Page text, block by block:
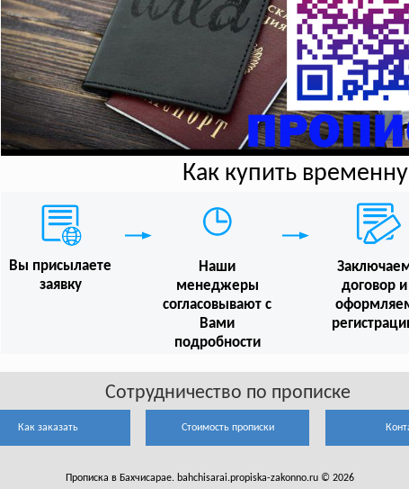
Как купить
Вы присылаете
заявку
Наши
менеджеры
согласовывают с
Вами
подробности
договор и
Сотрудничество по прописке
Как заказать Стоимость прописки
Прописка в Бахчисарае. bahchisarai.propiska-zakonno.ru © 2026